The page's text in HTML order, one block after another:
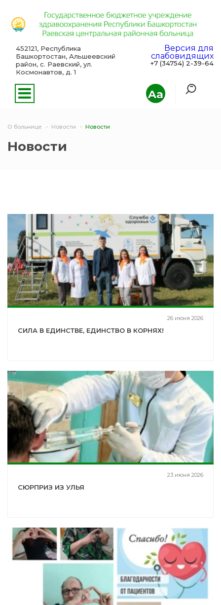
Aa
452121, Республика
Башкортостан, Альшеевский
район, с. Раевский, ул.
Космонавтов, д. 1
Версия для
слабовидящих
+7 (34754) 2-39-64
О больнице Новости Новости
Новости
26 июня 2026
СИЛА В ЕДИНСТВЕ, ЕДИНСТВО В КОРНЯХ!
23 июня 2026
СЮРПРИЗ ИЗ УЛЬЯ